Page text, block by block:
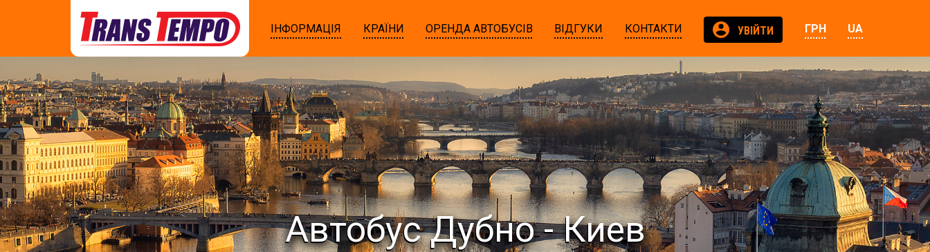
ІНФОРМАЦІЯ КРАЇНИ ОРЕНДА АВТОБУСІВ ВІДГУКИ КОНТАКТИ УВІЙТИ ГРН UA
Автобус Дубно - Киев